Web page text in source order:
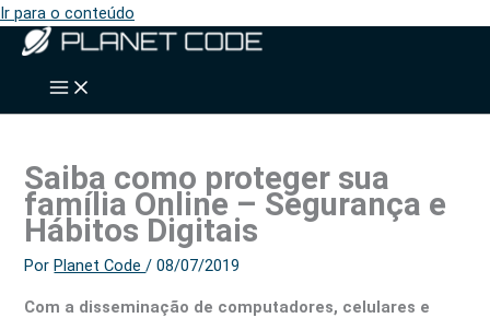
Ir para o conteúdo
Saiba como proteger sua
família Online – Segurança e
Hábitos Digitais
PorPlanet Code/08/07/2019
Com a disseminação de computadores, celulares e